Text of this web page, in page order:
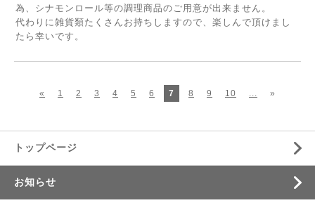
為、シナモンロール等の調理商品のご用意が出来ません。
代わりに雑貨類たくさんお持ちしますので、楽しんで頂けまし
たら幸いです。
« 1 2 3 4 5 6 7 8 9 10 ... »
トップページ
お知らせ